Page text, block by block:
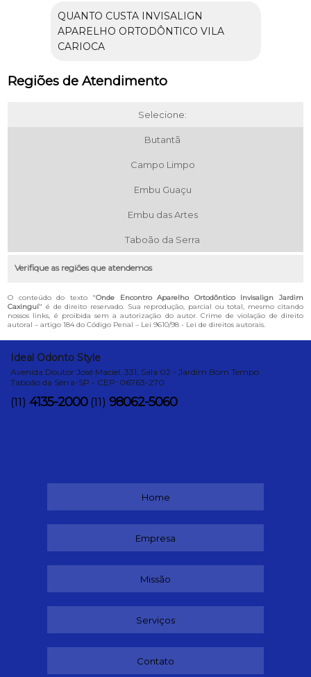
QUANTO CUSTA INVISALIGN
APARELHO ORTODÔNTICO VILA
CARIOCA
Regiões de Atendimento
Selecione:
Butantã
Campo Limpo
Embu Guaçu
Embu das Artes
Taboão da Serra
Verifique as regiões que atendemos
O conteúdo do texto "Onde Encontro Aparelho Ortodôntico Invisalign Jardim
Caxinguí" é de direito reservado. Sua reprodução, parcial ou total, mesmo citando
nossos links, é proibida sem a autorização do autor. Crime de violação de direito
autoral – artigo 184 do Código Penal – Lei 9610/98 - Lei de direitos autorais.
Ideal Odonto Style
Avenida Doutor José Maciel, 331, Sala 02 - Jardim Bom Tempo
Taboão da Serra-SP - CEP: 06763-270
(11) 4135-2000 (11) 98062-5060
Home
Empresa
Missão
Serviços
Contato